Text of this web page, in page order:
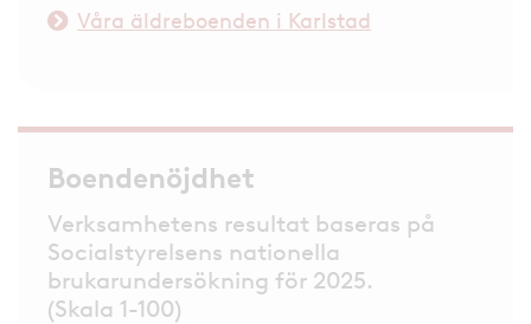
Våra äldreboenden i Karlstad
Boendenöjdhet
Verksamhetens resultat baseras på
Socialstyrelsens nationella
brukarundersökning för 2025.
(Skala 1-100)